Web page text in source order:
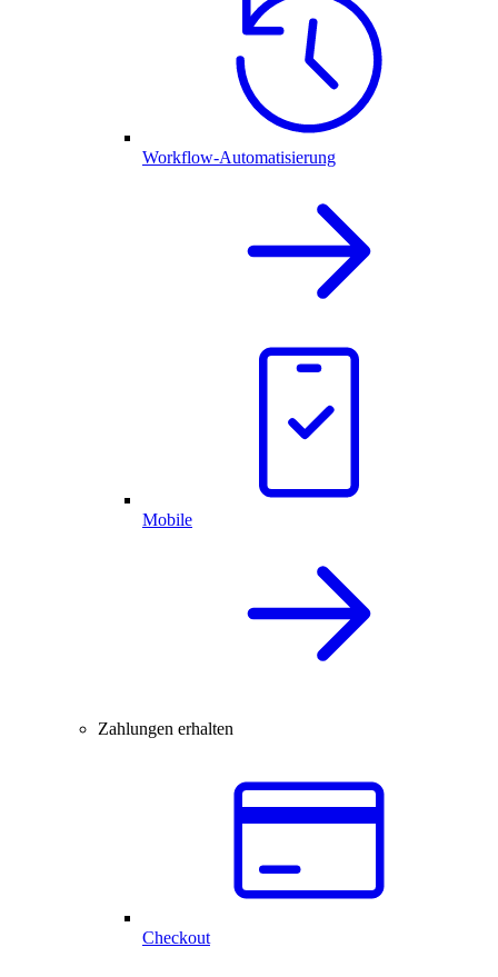
Workflow-Automatisierung
Mobile
Zahlungen erhalten
Checkout